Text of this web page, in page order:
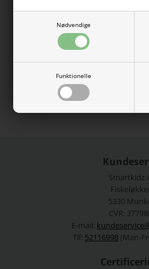
Nødvendige
Funktionelle
fløjl lignende tekstur og er derfor
det sødeste blomsterprint.
100% polyester.
Name It
13225234-4391809
Smartkidz
5330
CVR:
E-mail:
Tlf: 52116998 (Man-